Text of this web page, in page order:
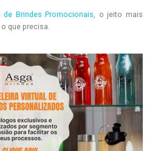
de Brindes Promocionais, o jeito mais
que precisa.